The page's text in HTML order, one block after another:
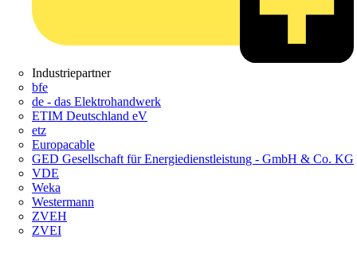
Industriepartner
bfe
de - das Elektrohandwerk
ETIM Deutschland eV
etz
Europacable
GED Gesellschaft für Energiedienstleistung - GmbH & Co. KG
VDE
Weka
Westermann
ZVEH
ZVEI